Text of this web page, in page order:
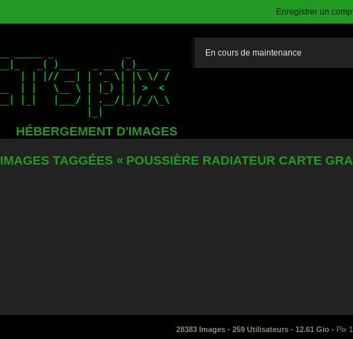
Enregistrer un
HÉBERGEMENT D'IMAGES
En cours de maintenance
IMAGES TAGGÉES « POUSSIÈRE RADIATEUR CARTE
28383 Images - 259 Utilisateurs - 12.61 Gio - Pix